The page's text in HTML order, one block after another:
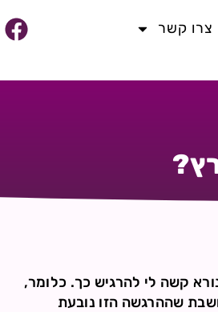
צרו קשר
קשה לי להרגיש כך. כלומר,
שההרגשה הזו נובעת